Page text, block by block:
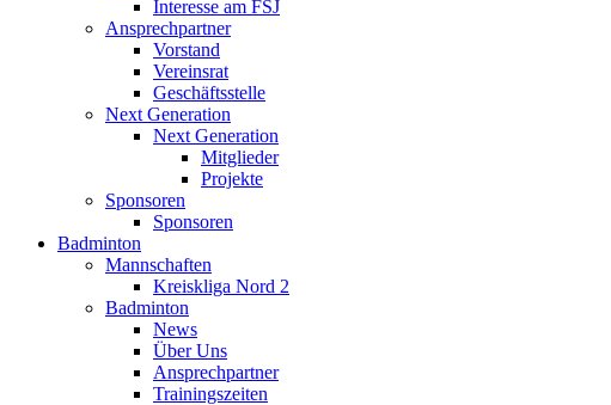
Interesse am FSJ
Ansprechpartner
Vorstand
Vereinsrat
Geschäftsstelle
Next Generation
Next Generation
Mitglieder
Projekte
Sponsoren
Sponsoren
Badminton
Mannschaften
Kreiskliga Nord 2
Badminton
News
Über Uns
Ansprechpartner
Trainingszeiten